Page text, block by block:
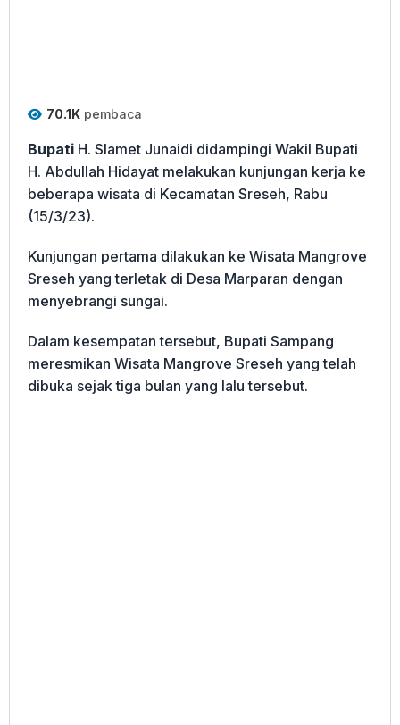
70.1K pembaca
Bupati H. Slamet Junaidi didampingi Wakil Bupati
H. Abdullah Hidayat melakukan kunjungan kerja ke
beberapa wisata di Kecamatan Sreseh, Rabu
(15/3/23).
Kunjungan pertama dilakukan ke Wisata Mangrove
Sreseh yang terletak di Desa Marparan dengan
menyebrangi sungai.
Dalam kesempatan tersebut, Bupati Sampang
meresmikan Wisata Mangrove Sreseh yang telah
dibuka sejak tiga bulan yang lalu tersebut.